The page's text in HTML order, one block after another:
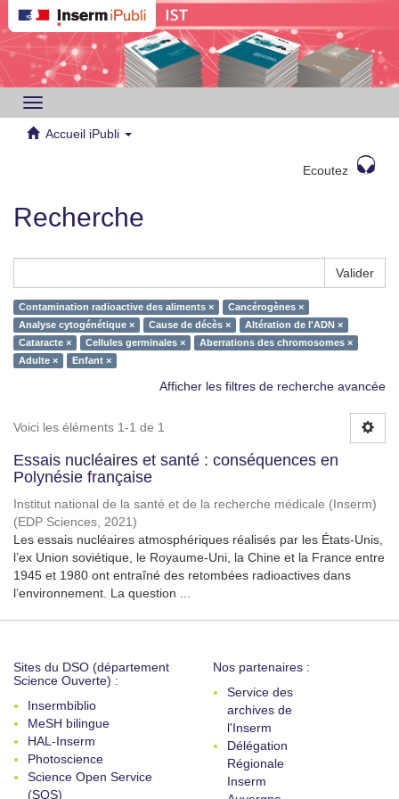
Toggle
navigation
Accueil iPubli
Ecoutez
Recherche
Valider
Contamination radioactive des aliments ×
Cancérogènes ×
Analyse cytogénétique ×
Cause de décès ×
Altération de l'ADN ×
Cataracte ×
Cellules germinales ×
Aberrations des chromosomes ×
Adulte ×
Enfant ×
Afficher les filtres de recherche avancée
Voici les éléments 1-1 de 1
Essais nucléaires et santé : conséquences en
Polynésie française
Institut national de la santé et de la recherche médicale (Inserm)
(EDP Sciences, 2021)
Les essais nucléaires atmosphériques réalisés par les États-Unis,
l’ex Union soviétique, le Royaume-Uni, la Chine et la France entre
1945 et 1980 ont entraîné des retombées radioactives dans
l’environnement. La question ...
Sites du DSO (département
Science Ouverte) :
Insermbiblio
MeSH bilingue
HAL-Inserm
Photoscience
Science Open Service
(SOS)
Nos partenaires :
Service des
archives de
l'Inserm
Délégation
Régionale
Inserm